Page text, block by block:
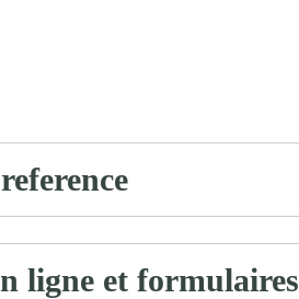
ligne et formulaires